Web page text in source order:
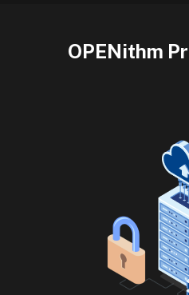
OPENithm